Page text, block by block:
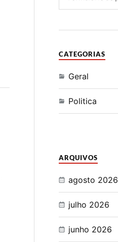
CATEGORIAS
Geral
Politica
ARQUIVOS
agosto 2026
julho 2026
junho 2026